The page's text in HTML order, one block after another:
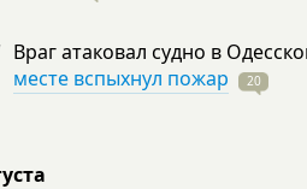
Враг атаковал судно в
месте вспыхнул пожар
20